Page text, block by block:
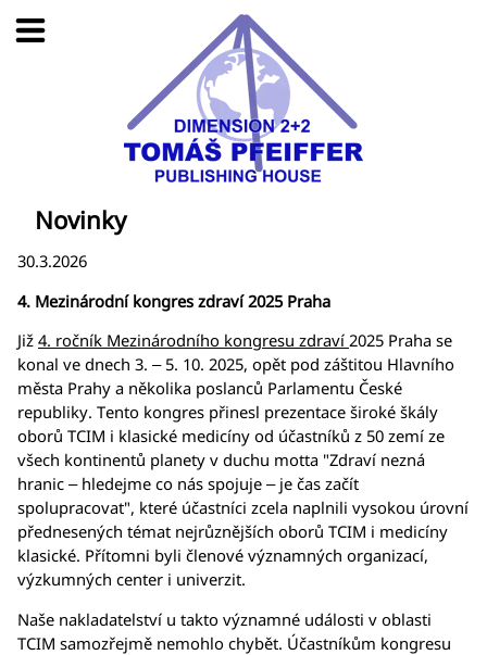
Novinky
30.3.2026
4. Mezinárodní kongres zdraví 2025 Praha
Již 4. ročník Mezinárodního kongresu zdraví 2025 Praha se
konal ve dnech 3. – 5. 10. 2025, opět pod záštitou Hlavního
města Prahy a několika poslanců Parlamentu České
republiky. Tento kongres přinesl prezentace široké škály
oborů TCIM i klasické medicíny od účastníků z 50 zemí ze
všech kontinentů planety v duchu motta "Zdraví nezná
hranic – hledejme co nás spojuje – je čas začít
spolupracovat", které účastníci zcela naplnili vysokou úrovní
přednesených témat nejrůznějších oborů TCIM i medicíny
klasické. Přítomni byli členové významných organizací,
výzkumných center i univerzit.
Naše nakladatelství u takto významné události v oblasti
TCIM samozřejmě nemohlo chybět. Účastníkům kongresu